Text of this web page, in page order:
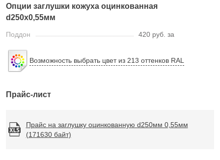
Опции заглушки кожуха оцинкованная
d250х0,55мм
Поддон 420 руб. за
Возможность выбрать цвет из 213 оттенков RAL
Прайс-лист
Прайс на заглушку оцинкованную d250мм 0,55мм
(171630 байт)